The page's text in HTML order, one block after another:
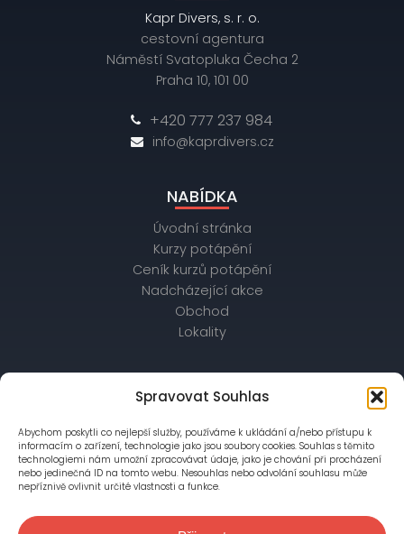
Spravovat Souhlas
Abychom poskytli co nejlepší služby, používáme k ukládání a/nebo přístupu k
informacím o zařízení, technologie jako jsou soubory cookies. Souhlas s těmito
technologiemi nám umožní zpracovávat údaje, jako je chování při procházení
nebo jedinečná ID na tomto webu. Nesouhlas nebo odvolání souhlasu může
nepříznivě ovlivnit určité vlastnosti a funkce.
Kapr Divers, s. r. o.
cestovní agentura
Náměstí Svatopluka Čecha 2
Praha 10, 101 00
+420 777 237 984
info@kaprdivers.cz
NABÍDKA
Úvodní stránka
Kurzy potápění
Ceník kurzů potápění
Nadcházející akce
Obchod
Lokality
OBCHODNÍ ÚDAJE
bankovní spojení: Raiffeisenbank,
č. účtu: 56403028/5500
soudem v Praze, oddíl C, vložka 76777